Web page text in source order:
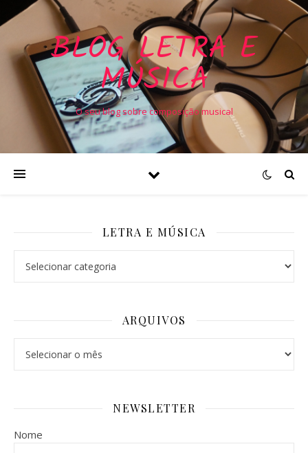
BLOG LETRA E
MÚSICA
O seu blog sobre composição musical
LETRA E MÚSICA
ARQUIVOS
NEWSLETTER
Nome